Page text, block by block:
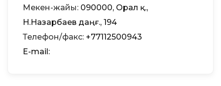
Мекен-жайы: 090000, Орал қ.,
Н.Назарбаев даңғ., 194
Телефон/факс: +77112500943
Е-mail: